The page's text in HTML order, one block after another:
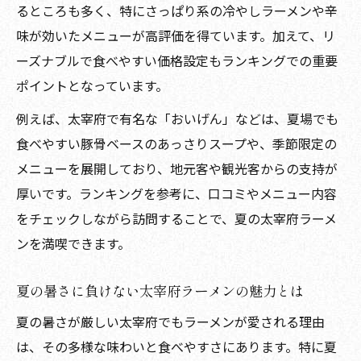
るところも多く、特にさっぱり系の冷やしラーメンや辛
味が効いたメニューが高評価を得ています。加えて、リ
ーズナブルで食べやすい価格設定もランキングでの重要
ポイントとなっています。
例えば、太宰府で有名な「おいげん」などは、夏場でも
食べやすい豚骨ベースのあっさりスープや、季節限定の
メニューを展開しており、地元客や観光客からの支持が
厚いです。ランキングを参考に、口コミやメニュー内容
をチェックしながら訪問することで、夏の太宰府ラーメ
ンを満喫できます。
夏の暑さに負けない太宰府ラーメンの魅力とは
夏の暑さが厳しい太宰府でもラーメンが愛される理由
は、その多様な味わいと食べやすさにあります。特に夏